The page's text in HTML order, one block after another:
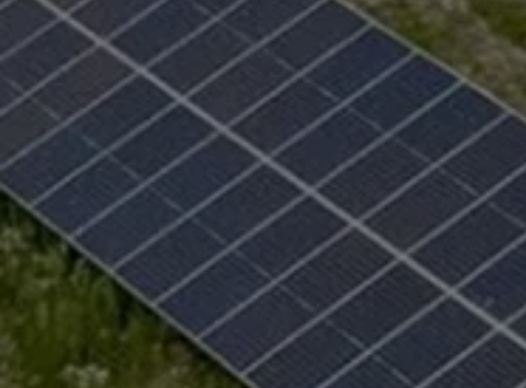
Ladelösungen für Privatkunden
Ladelösungen für Gewerbekunden
Wallbox und Ladekabel
Bidirektionales Laden
Förderung & Kosten der Elektrofahrzeuge
Fördermöglichkeiten für Privatkunden
Fördermöglichkeiten für Gewerbekunden
Kostensimulator
Autonomes Fahren
Mehr zum ID. Buzz
Online Beratung
California Welt
California Club
California Magazin & Ratgeber
Vanlife
Ratgeber
Routen & Reisen